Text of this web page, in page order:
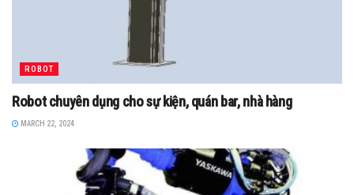
ROBOT
Robot chuyên dụng cho sự kiện, quán bar, nhà hàng
MARCH 22, 2024